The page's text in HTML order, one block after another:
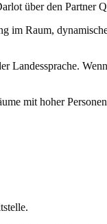
über den Partner
im Raum,
Landessprache.
mit hoher